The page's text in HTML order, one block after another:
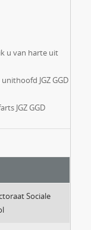
u van harte uit
JGZ GGD
JGZ GGD
Sociale